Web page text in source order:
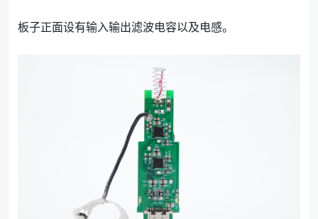
板子正面设有输入输出滤波电容以及电感。